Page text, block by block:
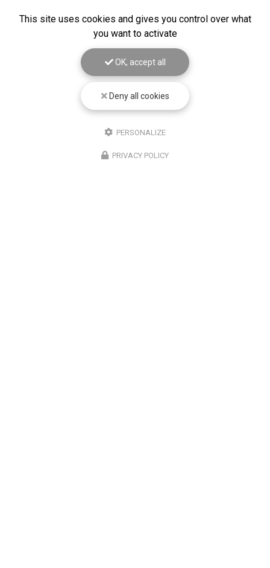
Nom Prénom
This site uses cookies and gives you control over what
you want to activate
OK, accept all
Deny all cookies
PERSONALIZE
PRIVACY POLICY